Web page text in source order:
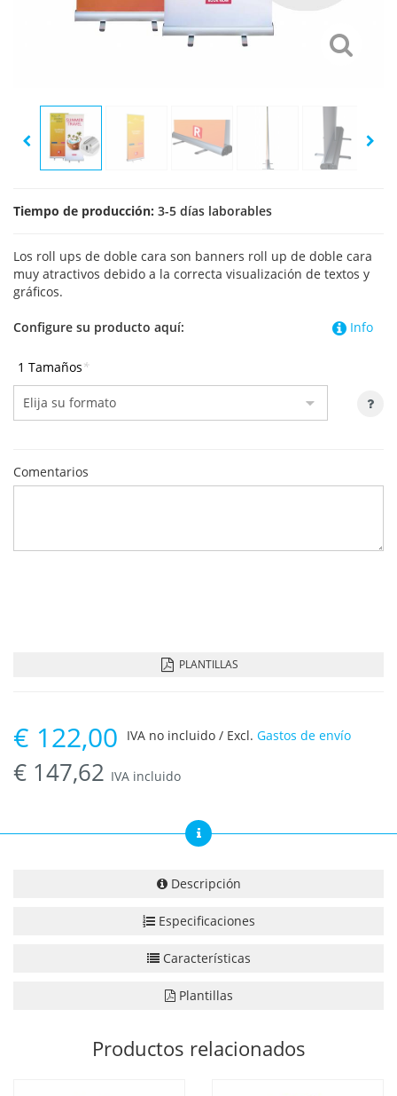
Tiempo de producción: 3-5 días laborables
Los roll ups de doble cara son banners roll up de doble cara
muy atractivos debido a la correcta visualización de textos y
gráficos.
Info
Configure su producto aquí:
1 Tamaños*
Comentarios
PLANTILLAS
€ 122,00
€ 147,62 IVA incluido
IVA no incluido / Excl. Gastos de envío
Descripción
Especificaciones
Características
Plantillas
Productos relacionados